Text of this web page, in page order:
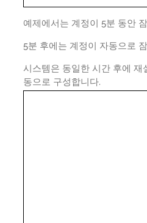
예제에서는 계정이 5분 동안
5분 후에는 계정이 자동으로
시스템은 동일한 시간 후에 재
동으로 구성합니다.